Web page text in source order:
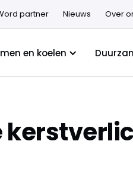
partner Nieuws Over
en koelen